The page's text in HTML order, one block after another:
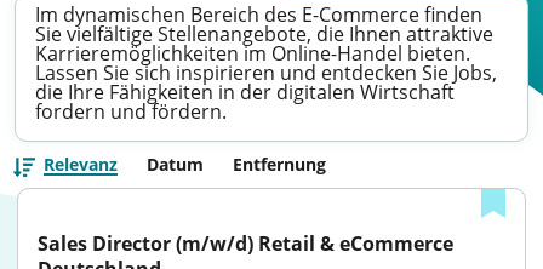
Im dynamischen Bereich des E-Commerce finden
Sie vielfältige Stellenangebote, die Ihnen attraktive
Karrieremöglichkeiten im Online-Handel bieten.
Lassen Sie sich inspirieren und entdecken Sie Jobs,
die Ihre Fähigkeiten in der digitalen Wirtschaft
fordern und fördern.
Relevanz Datum Entfernung
Sales Director (m/w/d) Retail & eCommerce